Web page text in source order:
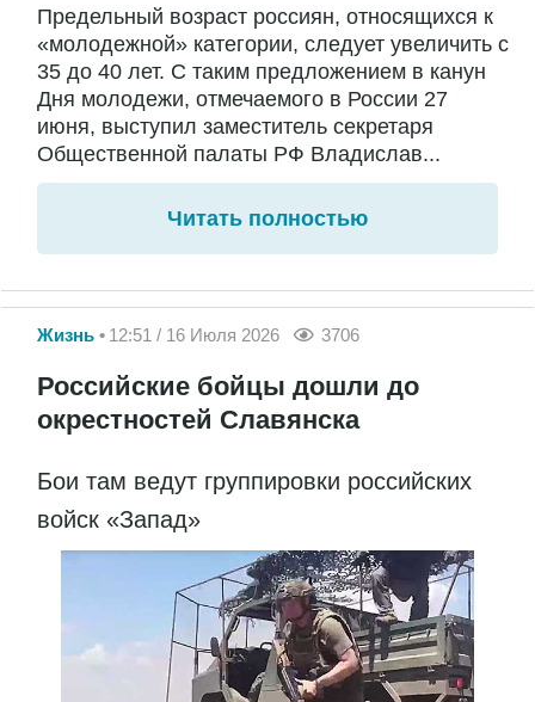
Предельный возраст россиян, относящихся к
«молодежной» категории, следует увеличить с
35 до 40 лет. С таким предложением в канун
Дня молодежи, отмечаемого в России 27
июня, выступил заместитель секретаря
Общественной палаты РФ Владислав...
Читать полностью
Жизнь 12:51 / 16 Июля 2026 3706
Российские бойцы дошли до
окрестностей Славянска
Бои там ведут группировки российских
войск «Запад»